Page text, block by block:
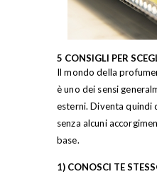
5 CONSIGLI PER
Il mondo della
è uno dei sensi
esterni. Diventa quindi
senza alcuni
base.
1) CONOSCI TE